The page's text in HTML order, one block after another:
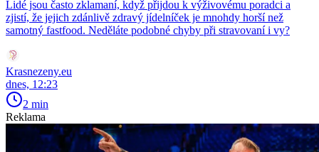
Lidé jsou často zklamaní, když přijdou k výživovému poradci a
zjistí, že jejich zdánlivě zdravý jídelníček je mnohdy horší než
samotný fastfood. Neděláte podobné chyby při stravovaní i vy?
Krasnezeny.eu
dnes, 12:23
2 min
Reklama